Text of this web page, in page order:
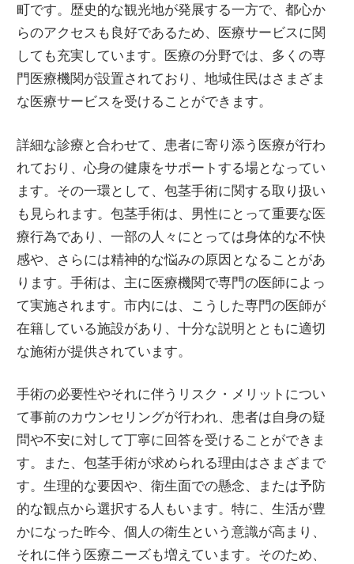
町です。歴史的な観光地が発展する一方で、都心か
らのアクセスも良好であるため、医療サービスに関
しても充実しています。医療の分野では、多くの専
門医療機関が設置されており、地域住民はさまざま
な医療サービスを受けることができます。
詳細な診療と合わせて、患者に寄り添う医療が行わ
れており、心身の健康をサポートする場となってい
ます。その一環として、包茎手術に関する取り扱い
も見られます。包茎手術は、男性にとって重要な医
療行為であり、一部の人々にとっては身体的な不快
感や、さらには精神的な悩みの原因となることがあ
ります。手術は、主に医療機関で専門の医師によっ
て実施されます。市内には、こうした専門の医師が
在籍している施設があり、十分な説明とともに適切
な施術が提供されています。
手術の必要性やそれに伴うリスク・メリットについ
て事前のカウンセリングが行われ、患者は自身の疑
問や不安に対して丁寧に回答を受けることができま
す。また、包茎手術が求められる理由はさまざまで
す。生理的な要因や、衛生面での懸念、または予防
的な観点から選択する人もいます。特に、生活が豊
かになった昨今、個人の衛生という意識が高まり、
それに伴う医療ニーズも増えています。そのため、